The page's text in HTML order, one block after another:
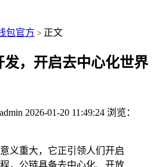
包官方 > 正文
，开启去中心化世界
2026-01-20 11:49:24 浏览：
义重大，它正引领人们开启
，公链具备去中心化、开放